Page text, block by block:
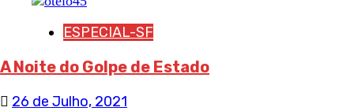
ESPECIAL-SF
A Noite do Golpe de Estado
26 de Julho, 2021